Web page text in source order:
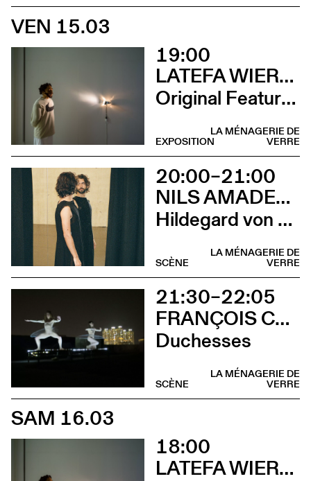
VEN 15.03
19:00
LATEFA WIERSCH
Original Features
LA MÉNAGERIE DE
VERRE
EXPOSITION
20:00–21:00
NILS AMADEUS LANGE
Hildegard von Bingen
LA MÉNAGERIE DE
VERRE
SCÈNE
21:30–22:05
FRANÇOIS CHAIGNAUD & MARIE-CAROLINE HOMINAL
Duchesses
LA MÉNAGERIE DE
VERRE
SCÈNE
SAM 16.03
18:00
LATEFA WIERSCH